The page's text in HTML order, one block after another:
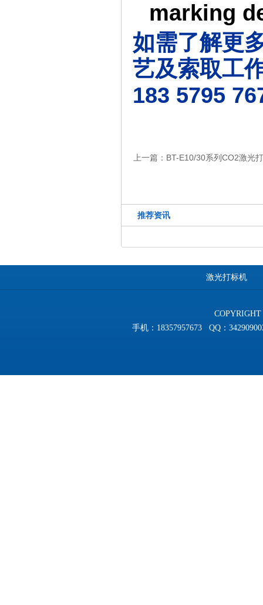
marking
如需了解更
艺及索取工
183 5795
上一篇： BT-E10/30系列CO2激光
推荐资讯
激光打标机
手机：18357957673 QQ：